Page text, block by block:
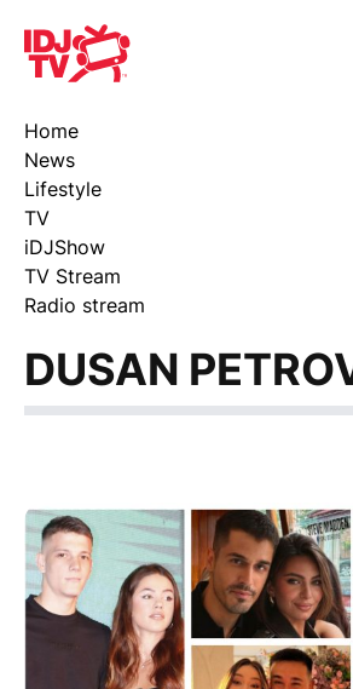
IDJ TV
Home
News
Lifestyle
TV
iDJShow
TV Stream
Radio stream
DUSAN